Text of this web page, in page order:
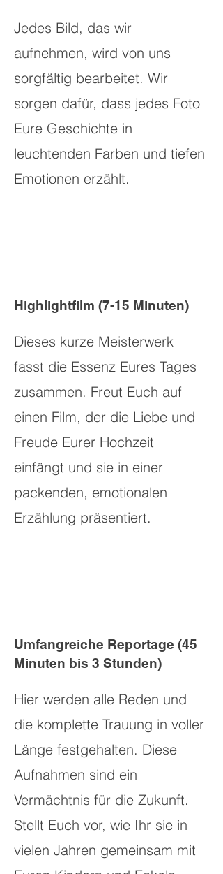
Jedes Bild, das wir
aufnehmen, wird von uns
sorgfältig bearbeitet. Wir
sorgen dafür, dass jedes Foto
Eure Geschichte in
leuchtenden Farben und tiefen
Emotionen erzählt.
Highlightfilm (7-15 Minuten)
Dieses kurze Meisterwerk
fasst die Essenz Eures Tages
zusammen. Freut Euch auf
einen Film, der die Liebe und
Freude Eurer Hochzeit
einfängt und sie in einer
packenden, emotionalen
Erzählung präsentiert.
Umfangreiche Reportage (45
Minuten bis 3 Stunden)
Hier werden alle Reden und
die komplette Trauung in voller
Länge festgehalten. Diese
Aufnahmen sind ein
Vermächtnis für die Zukunft.
Stellt Euch vor, wie Ihr sie in
vielen Jahren gemeinsam mit